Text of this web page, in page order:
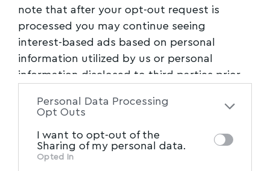
note that after your opt-out request is
processed you may continue seeing
interest-based ads based on personal
information utilized by us or personal
information disclosed to third parties prior
of the further disclosure of your personal
of downstream participants. This
information may also be disclosed by us to
Personal Data Processing
Opt Outs
I want to opt-out of the
Sharing of my personal data.
Opted In
χέρι μας!
Ακολουθήστε το myvolos.net στο
Google News και μάθετε πρώτοι όλες
τις ειδήσεις.
Ακολουθήστε μας στο επίσημο κανάλι